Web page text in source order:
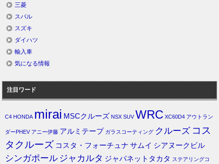
三菱
スバル
スズキ
ダイハツ
輸入車
気になる情報
注目ワード
C4 HONDA mirai MSCクルーズ NSX SUV WRC XC60D4 アウトラン
ダーPHEV アニー伊藤 アルミテープ ガラスコーティング クルーズ コス
タクルーズ コスタ・フォーチュナ サムイ シアヌークビル
シンガポール ジャカルタ ジャパネットタカタ ステアリングコ